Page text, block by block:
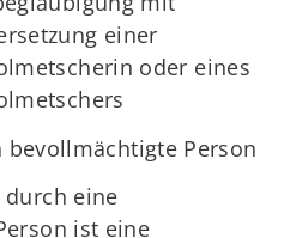
einer
oder eines
Person
durch eine
ist eine